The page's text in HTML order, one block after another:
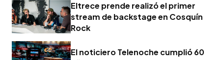
Eltrece prende realizó el primer
stream de backstage en Cosquín
Rock
El noticiero Telenoche cumplió 60